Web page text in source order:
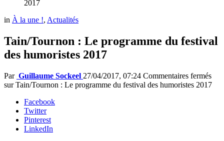
2017
in À la une !, Actualités
Tain/Tournon : Le programme du festival
des humoristes 2017
Par Guillaume Sockeel 27/04/2017, 07:24 Commentaires fermés
sur Tain/Tournon : Le programme du festival des humoristes 2017
Facebook
Twitter
Pinterest
LinkedIn